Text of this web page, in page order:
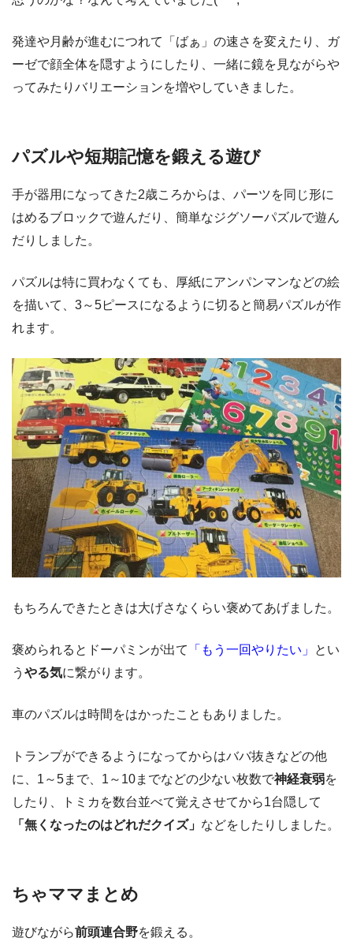
発達や月齢が進むにつれて「ばぁ」の速さを変えたり、ガ
ーゼで顔全体を隠すようにしたり、一緒に鏡を見ながらや
ってみたりバリエーションを増やしていきました。
パズルや短期記憶を鍛える遊び
手が器用になってきた2歳ころからは、パーツを同じ形に
はめるブロックで遊んだり、簡単なジグソーパズルで遊ん
だりしました。
パズルは特に買わなくても、厚紙にアンパンマンなどの絵
を描いて、3～5ピースになるように切ると簡易パズルが作
れます。
もちろんできたときは大げさなくらい褒めてあげました。
褒められるとドーパミンが出て 「もう一回やりたい」
とい
う やる気に繋がります。
車のパズルは時間をはかったこともありました。
トランプができるようになってからはババ抜きなどの他
に、1～5まで、1～10までなどの少ない枚数で神経衰弱を
したり、トミカを数台並べて覚えさせてから1台隠して
「無くなったのはどれだクイズ」 などをしたりしました。
ちゃママまとめ
遊びながら前頭連合野を鍛える。